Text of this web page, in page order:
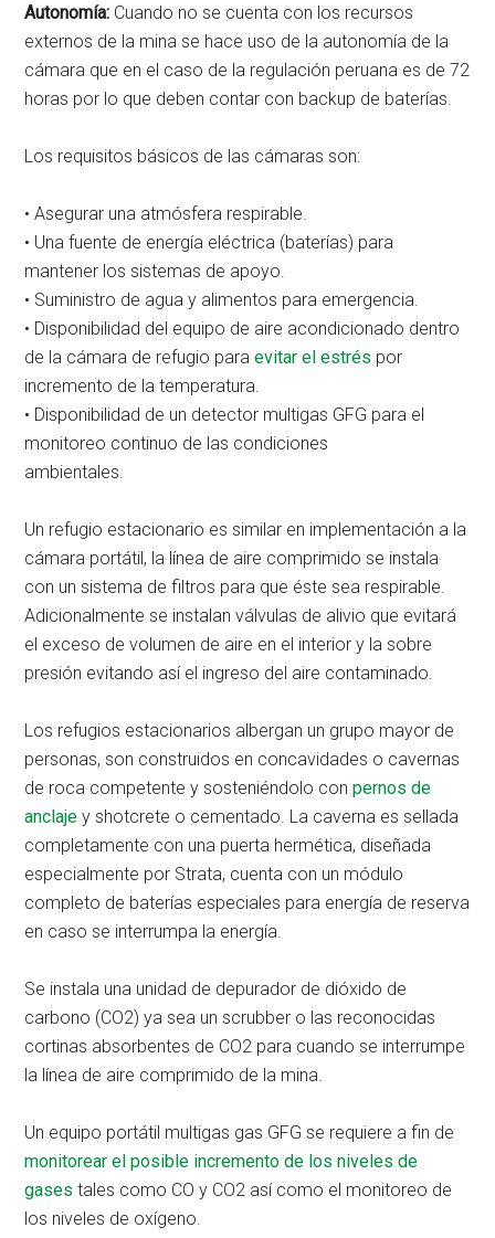
Autonomía: Cuando no se cuenta con los recursos
externos de la mina se hace uso de la autonomía de la
cámara que en el caso de la regulación peruana es de 72
horas por lo que deben contar con backup de baterías.
Los requisitos básicos de las cámaras son:
• Asegurar una atmósfera respirable.
• Una fuente de energía eléctrica (baterías) para
mantener los sistemas de apoyo.
• Suministro de agua y alimentos para emergencia.
• Disponibilidad del equipo de aire acondicionado dentro
de la cámara de refugio paraevitar el estrés por
incremento de la temperatura.
• Disponibilidad de un detector multigas GFG para el
monitoreo continuo de las condiciones
ambientales.
Un refugio estacionario es similar en implementación a la
cámara portátil, la línea de aire comprimido se instala
con un sistema de filtros para que éste sea respirable.
Adicionalmente se instalan válvulas de alivio que evitará
el exceso de volumen de aire en el interior y la sobre
presión evitando así el ingreso del aire contaminado.
Los refugios estacionarios albergan un grupo mayor de
personas, son construidos en concavidades o cavernas
de roca competente y sosteniéndolo conpernos de
anclaje y shotcrete o cementado. La caverna es sellada
completamente con una puerta hermética, diseñada
especialmente por Strata, cuenta con un módulo
completo de baterías especiales para energía de reserva
en caso se interrumpa la energía.
Se instala una unidad de depurador de dióxido de
carbono (CO2) ya sea un scrubber o las reconocidas
cortinas absorbentes de CO2 para cuando se interrumpe
la línea de aire comprimido de la mina.
Un equipo portátil multigas gas GFG se requiere a fin de
monitorear el posible incremento de los niveles de
gases tales como CO y CO2 así como el monitoreo de
los niveles de oxígeno.